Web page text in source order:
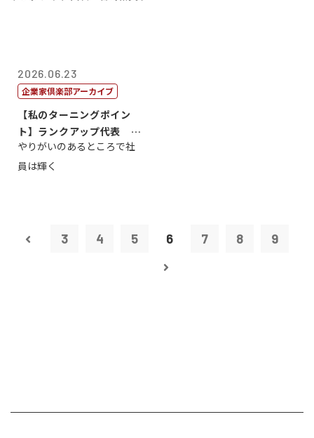
2026.06.23
企業家倶楽部アーカイブ
【私のターニングポイン
ト】ランクアップ代表 岩
崎裕美子
やりがいのあるところで社
員は輝く
3 4 5 6 7 8 9